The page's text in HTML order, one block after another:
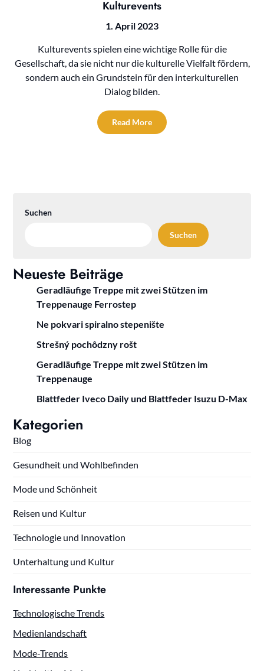
Kulturevents
1. April 2023
Kulturevents spielen eine wichtige Rolle für die
Gesellschaft, da sie nicht nur die kulturelle Vielfalt fördern,
sondern auch ein Grundstein für den interkulturellen
Dialog bilden.
Read More
Suchen
Suchen
Neueste Beiträge
Geradläufige Treppe mit zwei Stützen im
Treppenauge Ferrostep
Ne pokvari spiralno stepenište
Strešný pochôdzny rošt
Geradläufige Treppe mit zwei Stützen im
Treppenauge
Blattfeder Iveco Daily und Blattfeder Isuzu D-Max
Kategorien
Blog
Gesundheit und Wohlbefinden
Mode und Schönheit
Reisen und Kultur
Technologie und Innovation
Unterhaltung und Kultur
Interessante Punkte
Technologische Trends
Medienlandschaft
Mode-Trends